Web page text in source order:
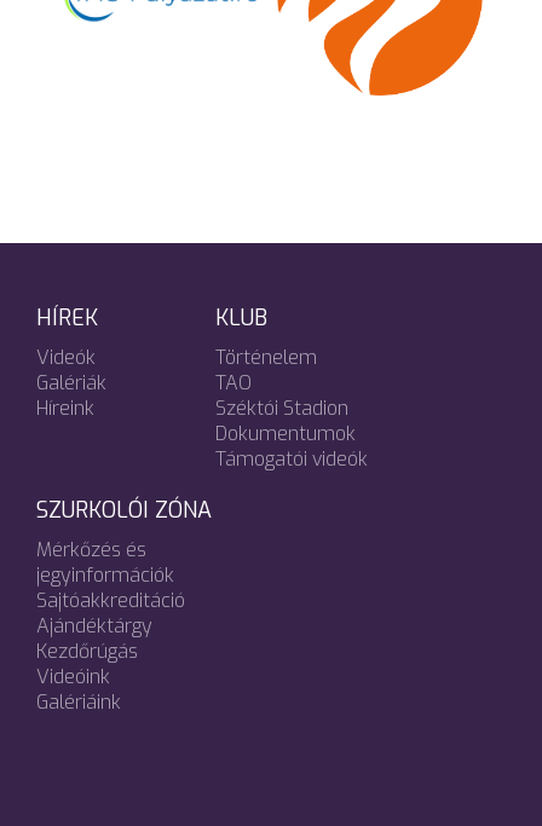
HÍREK
Videók
Galériák
Híreink
KLUB
Történelem
TAO
Széktói Stadion
Dokumentumok
Támogatói videók
SZURKOLÓI ZÓNA
Mérkőzés és
jegyinformációk
Sajtóakkreditáció
Ajándéktárgy
Kezdőrúgás
Videóink
Galériáink